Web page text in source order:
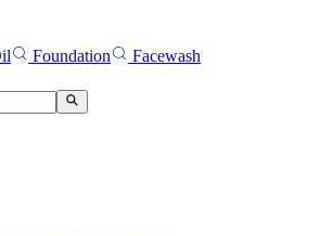
Foundation Facewash